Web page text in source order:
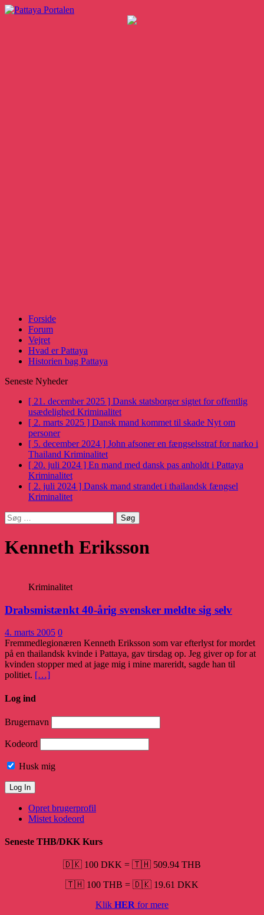
Forside
Forum
Vejret
Hvad er Pattaya
Historien bag Pattaya
Seneste Nyheder
[ 21. december 2025 ] Dansk statsborger sigtet for offentlig
usædelighed Kriminalitet
[ 2. marts 2025 ] Dansk mand kommet til skade Nyt om
personer
[ 5. december 2024 ] John afsoner en fængselsstraf for narko i
Thailand Kriminalitet
[ 20. juli 2024 ] En mand med dansk pas anholdt i Pattaya
Kriminalitet
[ 2. juli 2024 ] Dansk mand strandet i thailandsk fængsel
Kriminalitet
Søg
efter:
Kenneth Eriksson
Kriminalitet
Drabsmistænkt 40-årig svensker meldte sig selv
4. marts 2005 0
Fremmedlegionæren Kenneth Eriksson som var efterlyst for mordet
på en thailandsk kvinde i Pattaya, gav tirsdag op. Jeg giver op for at
kvinden stopper med at jage mig i mine mareridt, sagde han til
politiet. […]
Log ind
Brugernavn
Kodeord
Husk mig
Opret brugerprofil
Mistet kodeord
Seneste THB/DKK Kurs
🇩🇰 100 DKK = 🇹🇭 509.94 THB
🇹🇭 100 THB = 🇩🇰 19.61 DKK
Klik HER for mere